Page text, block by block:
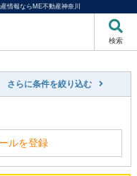
情報ならME不動産神奈川
検索
さらに条件を絞り込む
ルを登録